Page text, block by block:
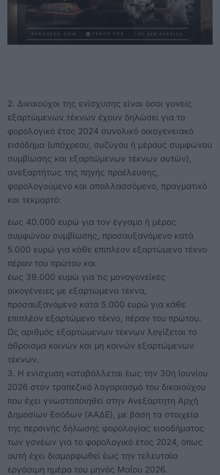
2. Δικαιούχοι της ενίσχυσης είναι όσοι γονείς
εξαρτώμενων τέκνων έχουν δηλώσει για το
φορολογικό έτος 2024 συνολικό οικογενειακό
εισόδημα (υπόχρεου, συζύγου ή μέρους συμφώνου
συμβίωσης και εξαρτώμενων τέκνων αυτών),
ανεξαρτήτως της πηγής προέλευσης,
φορολογούμενο και απαλλασσόμενο, πραγματικό
και τεκμαρτό:
έως 40.000 ευρώ για τον έγγαμο ή μέρος
συμφώνου συμβίωσης, προσαυξανόμενο κατά
5.000 ευρώ για κάθε επιπλέον εξαρτώμενο τέκνο
πέραν του πρώτου και
έως 39.000 ευρώ για τις μονογονεϊκές
οικογένειες με εξαρτώμενα τέκνα,
προσαυξανόμενο κατά 5.000 ευρώ για κάθε
επιπλέον εξαρτώμενο τέκνο, πέραν του πρώτου.
Ως αριθμός εξαρτώμενων τέκνων λογίζεται το
άθροισμα κοινών και μη κοινών εξαρτώμενων
τέκνων.
3. Η ενίσχυση καταβάλλεται έως την 30ή Ιουνίου
2026 στον τραπεζικό λογαριασμό του δικαιούχου
που έχει γνωστοποιηθεί στην Ανεξάρτητη Αρχή
Δημοσίων Εσόδων (ΑΑΔΕ), με βάση τα στοιχεία
της περσινής δήλωσης φορολογίας εισοδήματος
των γονέων για το φορολογικό έτος 2024, όπως
αυτή έχει διαμορφωθεί έως την τελευταία
εργάσιμη ημέρα του μηνός Μαΐου 2026.